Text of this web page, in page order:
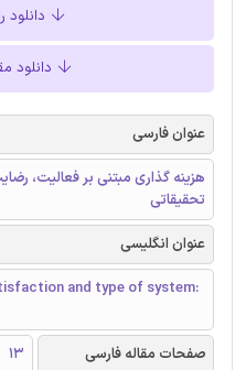
دانلود
دانلود
عنوان فارسی
هزینه گذاری مبتنی بر فعالیت،
تحقیقاتی
عنوان انگلیسی
and type of system:
صفحات مقاله فارسی
13